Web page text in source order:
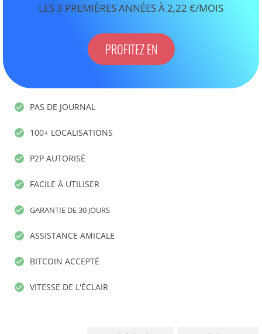
LES 3 PREMIÈRES ANNÉES À 2,22 €/MOIS
PROFITEZ EN
PAS DE JOURNAL
100+ LOCALISATIONS
P2P AUTORISÉ
FACILE À UTILISER
GARANTIE DE 30 JOURS
ASSISTANCE AMICALE
BITCOIN ACCEPTÉ
VITESSE DE L'ÉCLAIR